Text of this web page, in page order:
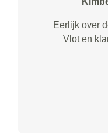
Eerlijk over
Vlot en